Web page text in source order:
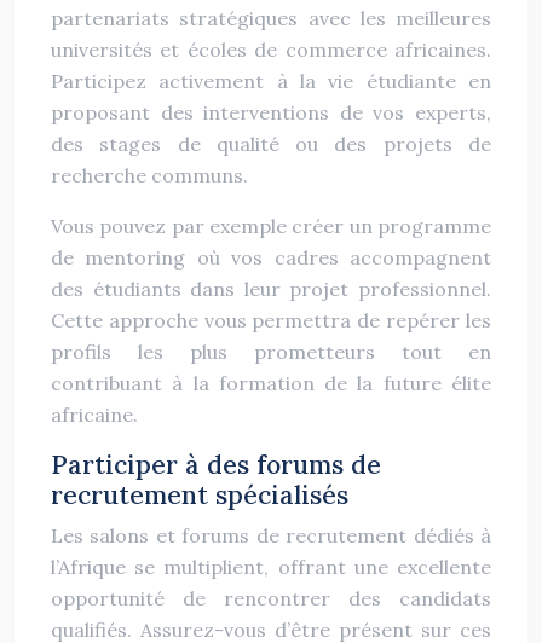
partenariats stratégiques avec les meilleures
universités et écoles de commerce africaines.
Participez activement à la vie étudiante en
proposant des interventions de vos experts,
des stages de qualité ou des projets de
recherche communs.
Vous pouvez par exemple créer un programme
de mentoring où vos cadres accompagnent
des étudiants dans leur projet professionnel.
Cette approche vous permettra de repérer les
profils les plus prometteurs tout en
contribuant à la formation de la future élite
africaine.
Participer à des forums de
recrutement spécialisés
Les salons et forums de recrutement dédiés à
l’Afrique se multiplient, offrant une excellente
opportunité de rencontrer des candidats
qualifiés. Assurez-vous d’être présent sur ces